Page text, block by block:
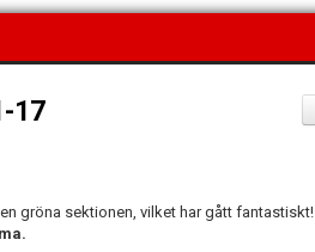
17
gröna sektionen, vilket har gått fantastiskt!